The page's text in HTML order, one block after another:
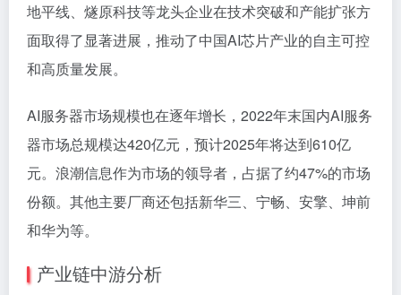
地平线、燧原科技等龙头企业在技术突破和产能扩张方
面取得了显著进展，推动了中国AI芯片产业的自主可控
和高质量发展。
AI服务器市场规模也在逐年增长，2022年末国内AI服务
器市场总规模达420亿元，预计2025年将达到610亿
元。浪潮信息作为市场的领导者，占据了约47%的市场
份额。其他主要厂商还包括新华三、宁畅、安擎、坤前
和华为等。
产业链中游分析